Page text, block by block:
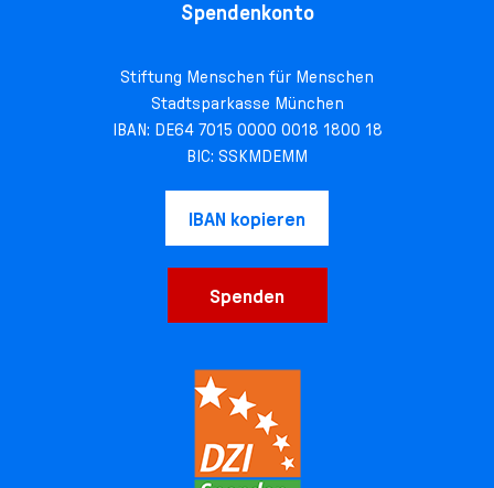
Spendenkonto
Stiftung Menschen für Menschen
Stadtsparkasse München
IBAN: DE64 7015 0000 0018 1800 18
BIC: SSKMDEMM
IBAN kopieren
Spenden